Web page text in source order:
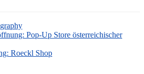
Pop-Up Store österreichischer
Roeckl Shop